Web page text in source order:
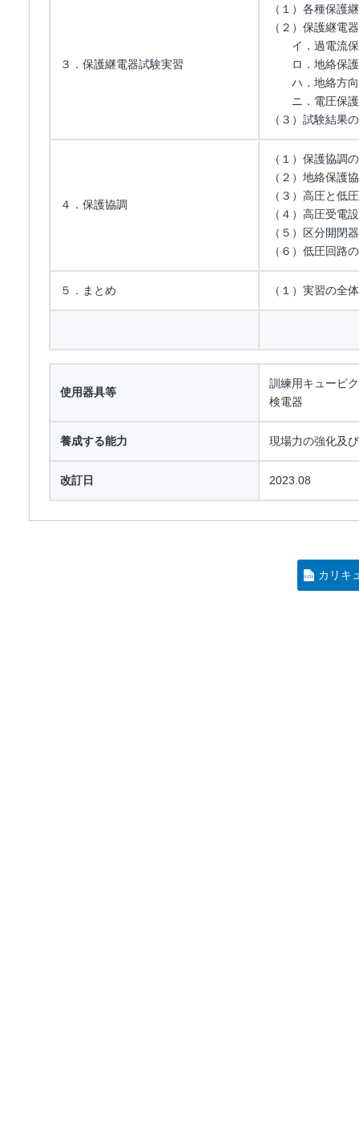
３．保護継電器試験実習
（１）各種保護
（２）保護継電
イ．過電流保
ロ．地絡保護
ハ．地絡方向
ニ．電圧保護
（３）試験結果
４．保護協調
（１）保護協調
（２）地絡保護
（３）高圧と低
（４）高圧受電
（５）区分開閉
（６）低圧回路
５．まとめ （１）実習の全
使用器具等
訓練用キュービ
検電器
養成する能力 現場力の強化及
改訂日 2023.08
カリキ